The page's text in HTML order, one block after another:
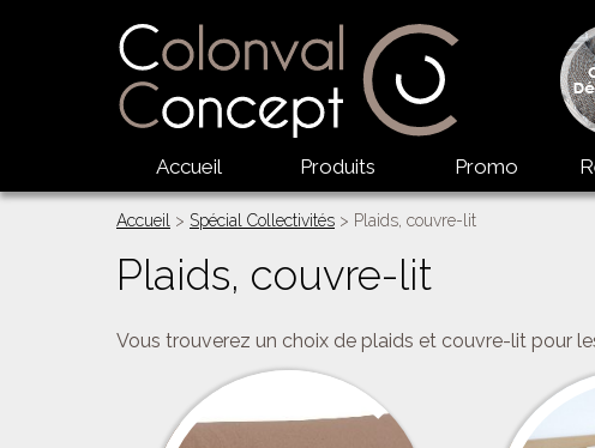
Accueil Produits Promo
Accueil > Spécial Collectivités > Plaids, couvre-lit
Plaids, couvre-lit
Vous trouverez un choix de plaids et couvre-lit pour